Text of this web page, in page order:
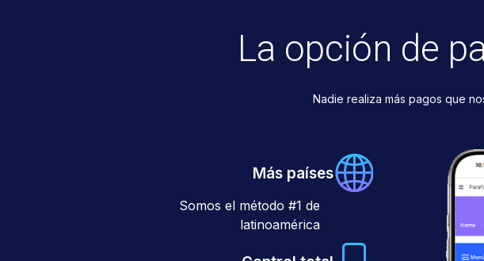
La opción de
Nadie realiza más pagos que
Más países
Somos el método #1 de
latinoamérica